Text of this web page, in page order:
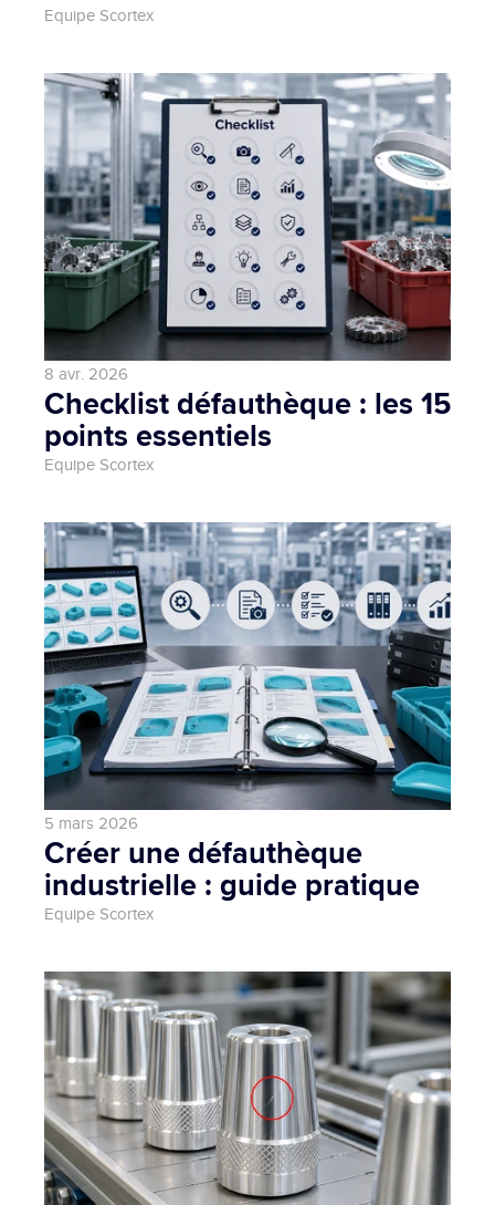
Equipe Scortex
8 avr. 2026
Checklist défauthèque : les 15
points essentiels
Equipe Scortex
5 mars 2026
Créer une défauthèque
industrielle : guide pratique
Equipe Scortex